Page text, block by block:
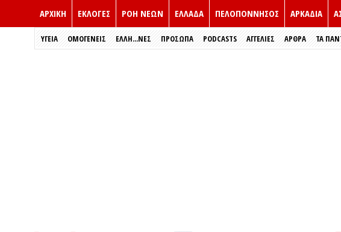
ΑΡΧΙΚΗ ΕΚΛΟΓΈΣ ΡΟΗ ΝΕΩΝ ΕΛΛΑΔΑ ΠΕΛΟΠΟΝΝΗΣΟΣ ΑΡΚΑΔΙΑ
ΥΓΕΙΑ ΟΜΟΓΕΝΕΙΣ ΈΛΛΗ...ΝΕΣ ΠΡΌΣΩΠΑ PODCASTS ΑΓΓΕΛΙΕΣ ΑΡΘΡΑ ΤΑ